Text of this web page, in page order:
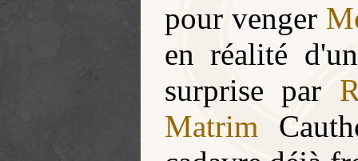
pour venger
en réalité
surprise par
Matrim